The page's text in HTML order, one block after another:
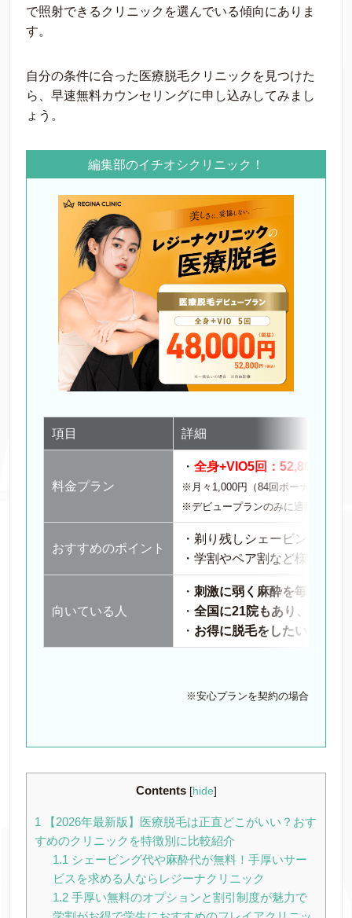
で照射できるクリニックを選んでいる傾向にありま
す。
自分の条件に合った医療脱毛クリニックを見つけた
ら、早速無料カウンセリングに申し込みしてみまし
ょう。
編集部のイチオシクリニック！
項目 詳細
料金プラン
・ 全身+VIO5回：52,800円(税
※月々1,000円（84回ボーナス払い
※デビュープランのみに適用され、
おすすめのポイント
・剃り残しシェービングや麻
・学割やペア割など様々な
向いている人
・ 刺激に弱く麻酔を毎回使用
・ 全国に21院もあり、駅近
・ お得に脱毛をしたい人
※安心プランを契約の場合
Contents [hide]
1
【2026年最新版】医療脱毛は正直どこがいい？おす
すめのクリニックを特徴別に比較紹介
1.1 シェービング代や麻酔代が無料！手厚いサー
ビスを求める人ならレジーナクリニック
1.2手厚い無料のオプションと割引制度が魅力で